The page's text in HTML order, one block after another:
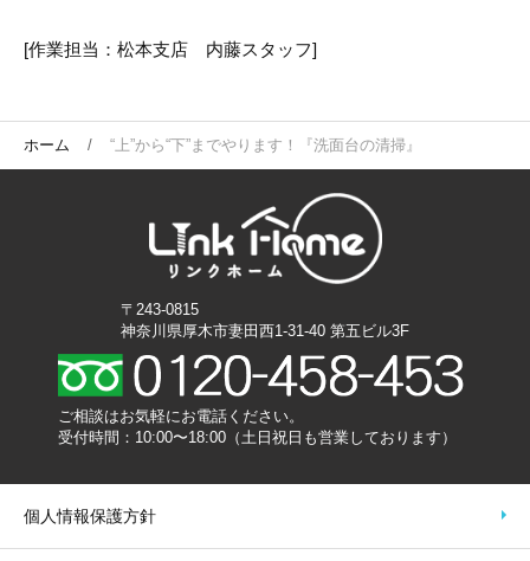
[作業担当：松本支店 内藤スタッフ]
ホーム “上”から“下”までやります！『洗面台の清掃』
〒243-0815
神奈川県厚木市妻田西1-31-40 第五ビル3F
ご相談はお気軽にお電話ください。
受付時間：10:00〜18:00（土日祝日も営業しております）
個人情報保護方針